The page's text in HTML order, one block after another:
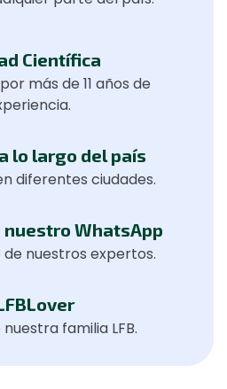
Científica
más de 11 años de
lo largo del país
diferentes ciudades.
nuestro WhatsApp
de nuestros expertos.
familia LFB.